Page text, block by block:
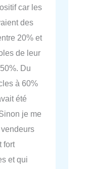
car les
des
20% et
de leur
Du
à 60%
été
je me
fort
et qui